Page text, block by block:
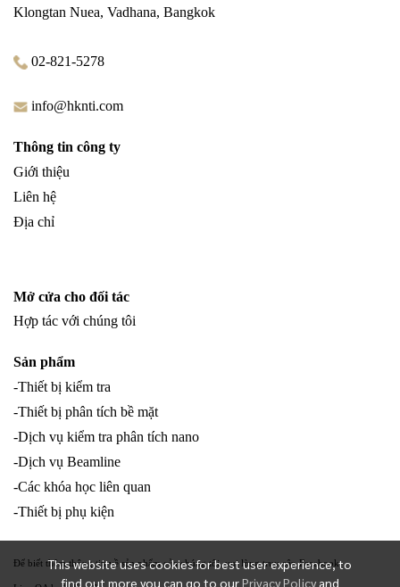
This website uses cookies for best user experience, to
find out more you can go to ourPrivacy Policy and
Klongtan Nuea, Vadhana, Bangkok
02-821-5278
info@hknti.com
Thông tin công ty
Giới thiệu
Liên hệ
Địa chỉ
Mở cửa cho đối tác
Hợp tác với chúng tôi
Sản phẩm
-Thiết bị kiểm tra
-Thiết bị phân tích bề mặt
-Dịch vụ kiểm tra phân tích nano
-Dịch vụ Beamline
-Các khóa học liên quan
-Thiết bị phụ kiện
Để biết thêm thông tin về sản phẩm của chúng tôi, vui lòng truy cập Facebook